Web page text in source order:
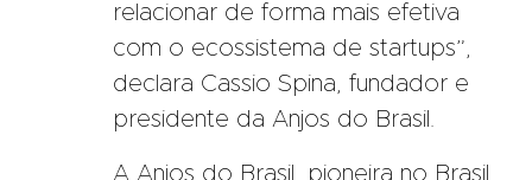
relacionar de forma mais efetiva
com o ecossistema de startups”,
declara Cassio Spina, fundador e
presidente da Anjos do Brasil.
A Anjos do Brasil, pioneira no Brasil